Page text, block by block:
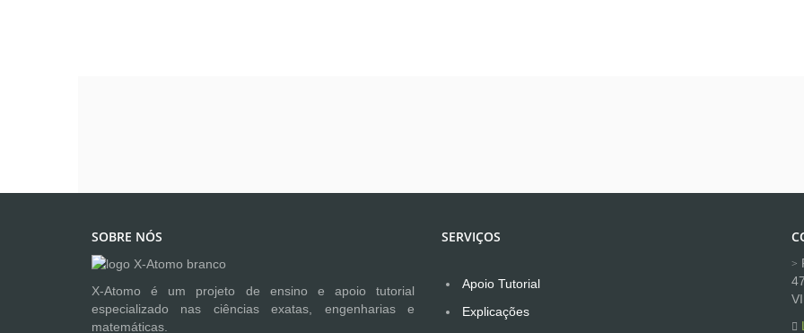
SOBRE NÓS
X-Atomo é um projeto de ensino e apoio tutorial
especializado nas ciências exatas, engenharias e
matemáticas.
SERVIÇOS
Apoio Tutorial
Explicações